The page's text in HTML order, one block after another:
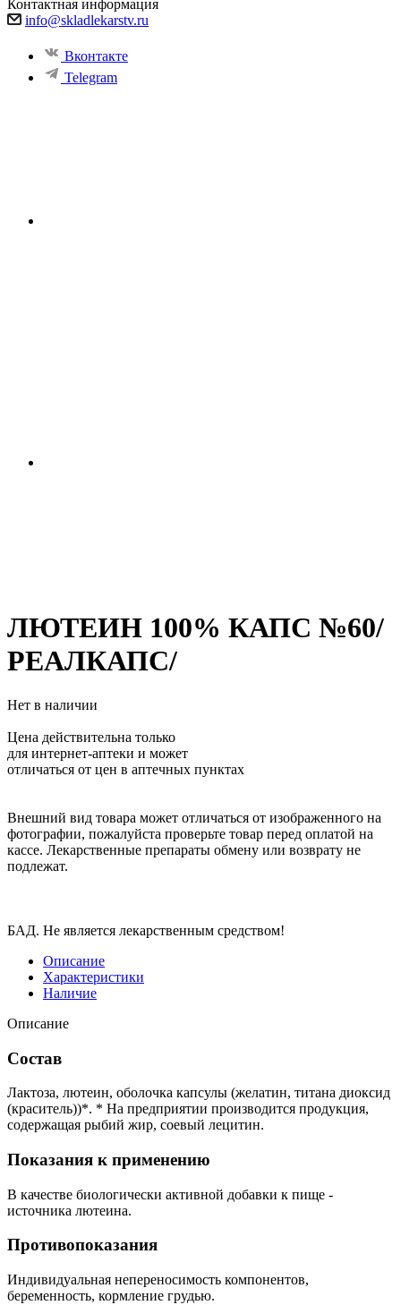
Контактная информация
info@skladlekarstv.ru
Вконтакте
Telegram
ЛЮТЕИН 100% КАПС №60/
РЕАЛКАПС/
Нет в наличии
Цена действительна только
для интернет-аптеки и может
отличаться от цен в аптечных пунктах
Внешний вид товара может отличаться от изображенного на
фотографии, пожалуйста проверьте товар перед оплатой на
кассе. Лекарственные препараты обмену или возврату не
подлежат.
БАД. Не является лекарственным средством!
Описание
Характеристики
Наличие
Описание
Состав
Лактоза, лютеин, оболочка капсулы (желатин, титана диоксид
(краситель))*. * На предприятии производится продукция,
содержащая рыбий жир, соевый лецитин.
Показания к применению
В качестве биологически активной добавки к пище -
источника лютеина.
Противопоказания
Индивидуальная непереносимость компонентов,
беременность, кормление грудью.